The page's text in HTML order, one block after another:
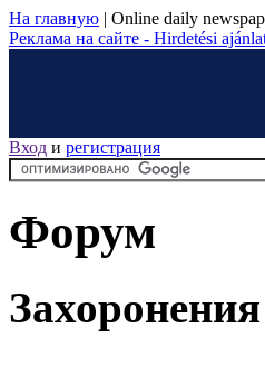
На главную | Online daily
Реклама на сайте - Hirdetési
Вход и регистрация
Форум